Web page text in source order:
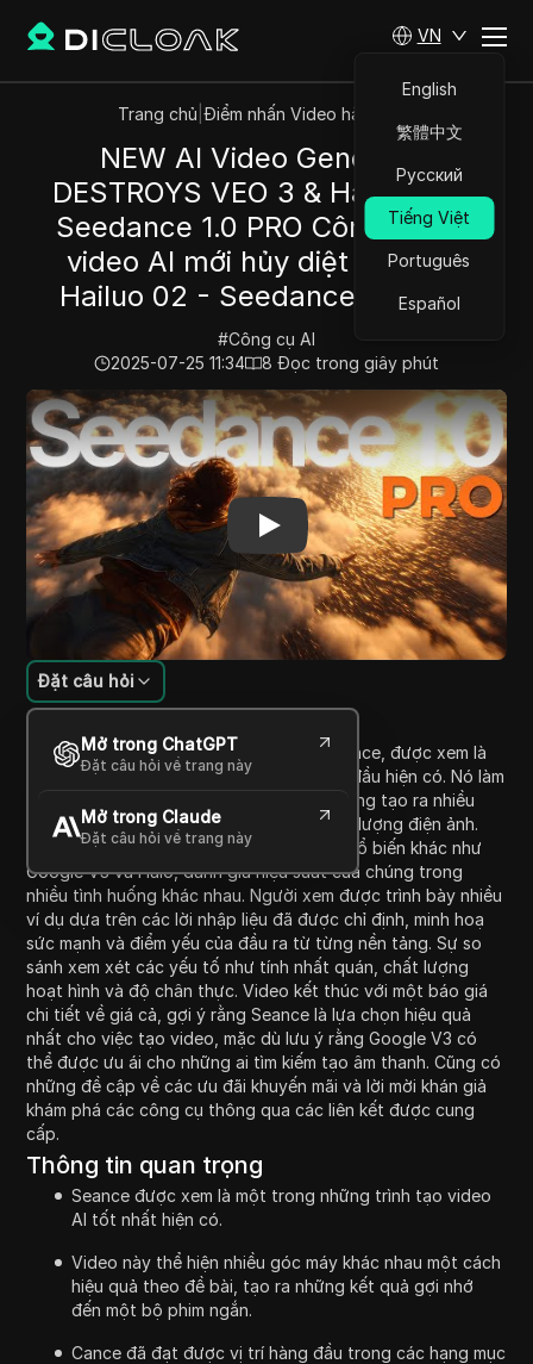
VN
English
繁體中文
Русский
Tiếng Việt
Português
Español
Trang chủ Điểm nhấn Video hàng đầu
NEW AI Video Generator
DESTROYS VEO 3 & Hailuo 02 -
Seedance 1.0 PRO Công cụ tạo
video AI mới hủy diệt VEO 3 &
Hailuo 02 - Seedance 1.0 PRO.
#Công cụ AI
2025-07-25 11:34
8 Đọc trong giây phút
Play Video:NEW AI Video Generator DESTROYS VEO
Giới thiệu nội dung
Đặt câu hỏi
Mở trong ChatGPT
Đặt câu hỏi về trang này
Mở trong Claude
Đặt câu hỏi về trang này
Video này thảo luận về khả năng của Seance, được xem là
một trong những trình tạo video AI hàng đầu hiện có. Nó làm
nổi bật các tính năng độc đáo như khả năng tạo ra nhiều
cảnh từ một lần nhập liệu và kết quả chất lượng điện ảnh.
Video so sánh Seance với các công cụ phổ biến khác như
Google V3 và Halo, đánh giá hiệu suất của chúng trong
nhiều tình huống khác nhau. Người xem được trình bày nhiều
ví dụ dựa trên các lời nhập liệu đã được chỉ định, minh hoạ
sức mạnh và điểm yếu của đầu ra từ từng nền tảng. Sự so
sánh xem xét các yếu tố như tính nhất quán, chất lượng
hoạt hình và độ chân thực. Video kết thúc với một báo giá
chi tiết về giá cả, gợi ý rằng Seance là lựa chọn hiệu quả
nhất cho việc tạo video, mặc dù lưu ý rằng Google V3 có
thể được ưu ái cho những ai tìm kiếm tạo âm thanh. Cũng có
những đề cập về các ưu đãi khuyến mãi và lời mời khán giả
khám phá các công cụ thông qua các liên kết được cung
cấp.
Thông tin quan trọng
Seance được xem là một trong những trình tạo video
AI tốt nhất hiện có.
Video này thể hiện nhiều góc máy khác nhau một cách
hiệu quả theo đề bài, tạo ra những kết quả gợi nhớ
đến một bộ phim ngắn.
Cance đã đạt được vị trí hàng đầu trong các hạng mục